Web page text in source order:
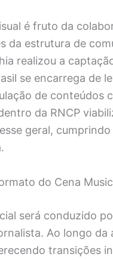
é fruto da
da estrutura de
realizou a
se encarrega de
de conteúdos
da RNCP
geral,
do Cena
será conduzido
Ao longo
transições